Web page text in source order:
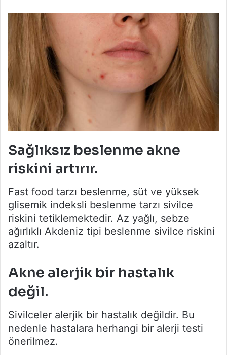
Sağlıksız beslenme akne
riskini artırır.
Fast food tarzı beslenme, süt ve yüksek
glisemik indeksli beslenme tarzı sivilce
riskini tetiklemektedir. Az yağlı, sebze
ağırlıklı Akdeniz tipi beslenme sivilce riskini
azaltır.
Akne alerjik bir hastalık
değil.
Sivilceler alerjik bir hastalık değildir. Bu
nedenle hastalara herhangi bir alerji testi
önerilmez.